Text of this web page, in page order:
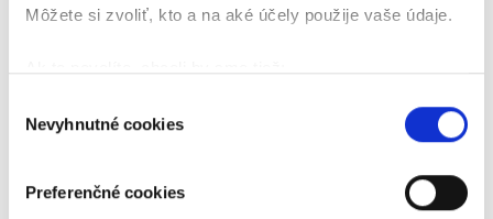
Môžete si zvoliť, kto a na aké účely použije vaše údaje.
polohe s presnosťou na niekoľko metrov
skenovaním konkrétnych charakteristík (odtlačky
prstov).
súhlasu
Nevyhnutné cookies
Preferenčné cookies
Vypočujte si dnešný podcast a ak aj vy robíte
ozvite sa nám – radi vás predstavímeNa spoločnej